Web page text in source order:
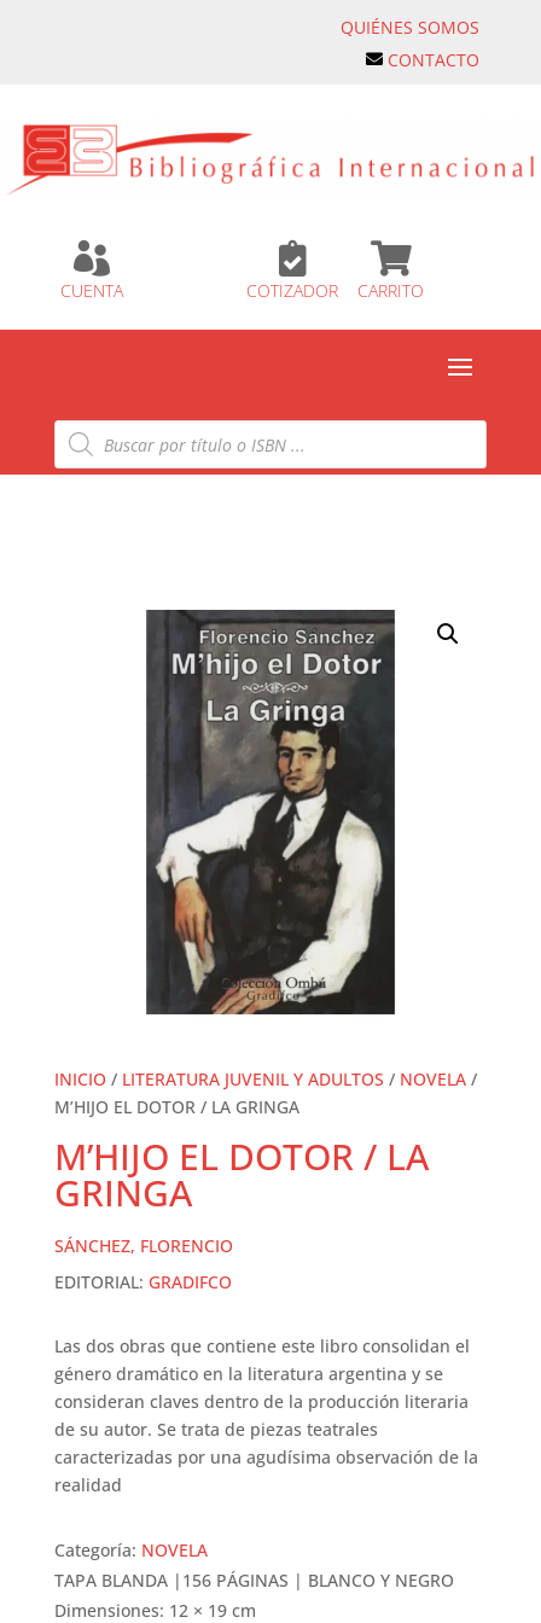
QUIÉNES SOMOS
CONTACTO

CUENTA

COTIZADOR

CARRITO
Búsqueda
de
productos
INICIO / LITERATURA JUVENIL Y ADULTOS / NOVELA/
M’HIJO EL DOTOR / LA GRINGA
M’HIJO EL DOTOR / LA
GRINGA
SÁNCHEZ, FLORENCIO
EDITORIAL: GRADIFCO
Las dos obras que contiene este libro consolidan el
género dramático en la literatura argentina y se
consideran claves dentro de la producción literaria
de su autor. Se trata de piezas teatrales
caracterizadas por una agudísima observación de la
realidad
Categoría: NOVELA
TAPA BLANDA |156 PÁGINAS | BLANCO Y NEGRO
Dimensiones: 12 × 19 cm